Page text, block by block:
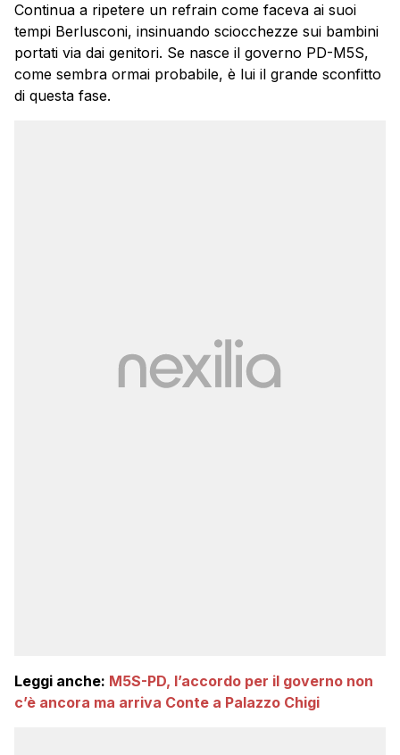
Continua a ripetere un refrain come faceva ai suoi
tempi Berlusconi, insinuando sciocchezze sui bambini
portati via dai genitori. Se nasce il governo PD-M5S,
come sembra ormai probabile, è lui il grande sconfitto
di questa fase.
Leggi anche: M5S-PD, l’accordo per il governo non
c’è ancora ma arriva Conte a Palazzo Chigi